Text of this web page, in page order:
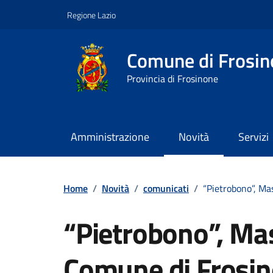
Regione Lazio
Comune di
Provincia di Frosinone
Amministrazione Novità Servizi
Home / Novità / comunicati / “Pietrobono”,
“Pietrobono”,